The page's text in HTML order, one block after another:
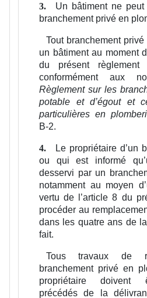
3.
Un bâtiment ne
branchement privé en
Tout branchement
un bâtiment au moment
du présent
conformément aux
Règlement sur les
potable et d’égout et
particulières en
B-2.
4.
Le propriétaire d’un
ou qui est informé
desservi par un
notamment au moyen
vertu de l’article 8 du
procéder au
dans les quatre ans de
fait.
Tous travaux de
branchement privé en
propriétaire doivent
précédés de la